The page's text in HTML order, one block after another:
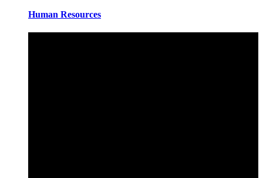
Human Resources